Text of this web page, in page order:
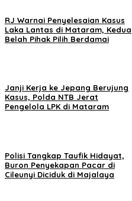
RJ Warnai Penyelesaian Kasus
Laka Lantas di Mataram, Kedua
Belah Pihak Pilih Berdamai
Janji Kerja ke Jepang Berujung
Kasus, Polda NTB Jerat
Pengelola LPK di Mataram
Polisi Tangkap Taufik Hidayat,
Buron Penyekapan Pacar di
Cileunyi Diciduk di Majalaya